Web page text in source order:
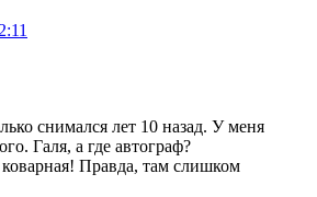
снимался лет 10 назад. У меня
Галя, а где автограф?
Правда, там слишком